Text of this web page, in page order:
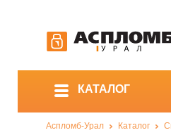
КАТАЛОГ
Аспломб-Урал Каталог